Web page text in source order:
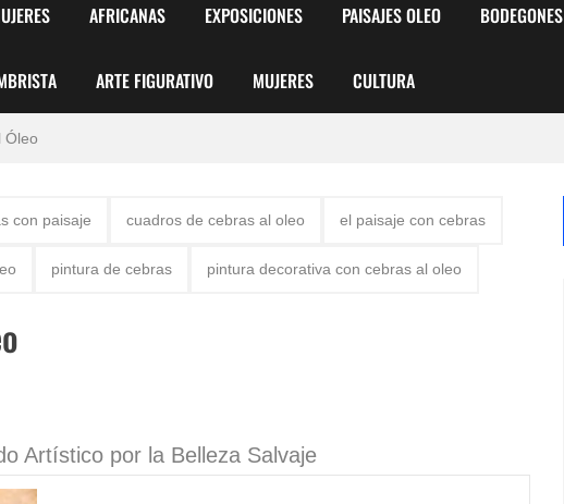
AFRICANAS EXPOSICIONES PAISAJES OLEO BODEGONES
ARTE FIGURATIVO MUJERES CULTURA
Óleo
A Lápiz, Biryulina Vita
con paisaje cuadros de cebras al oleo el paisaje con cebras
pintura de cebras pintura decorativa con cebras al oleo
Artístico por la Belleza Salvaje